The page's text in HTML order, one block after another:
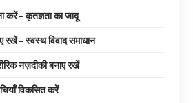
करें – कृतज्ञता का जादू
रखें – स्वस्थ विवाद समाधान
नज़दीकी बनाए रखें
विकसित करें